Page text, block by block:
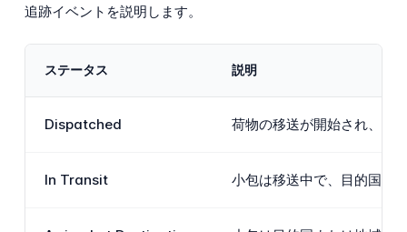
追跡イベントを説明します。
ステータス 説明
Dispatched 荷物の移送が開始され、ジ
In Transit 小包は移送中で、目的国に